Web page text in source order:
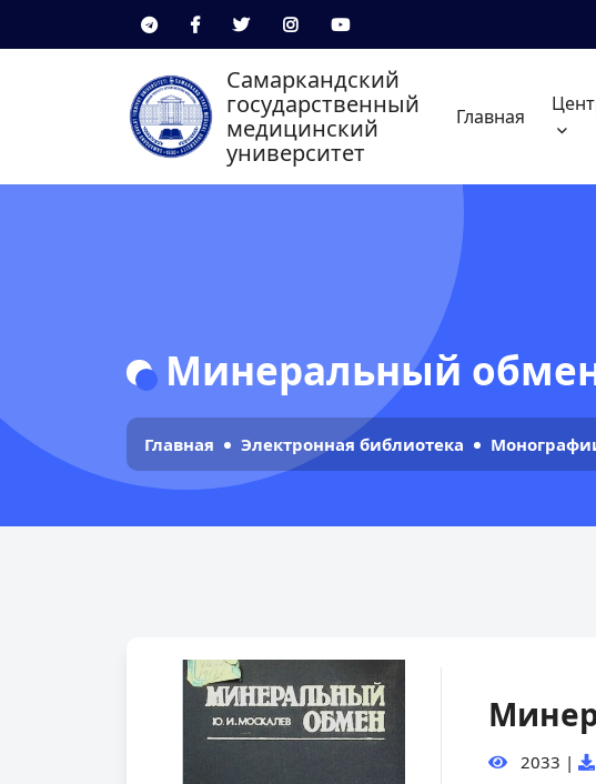
Самаркандский
государственный
медицинский
университет
Главная
Минеральный
Главная Электронная библиотека
2033 |